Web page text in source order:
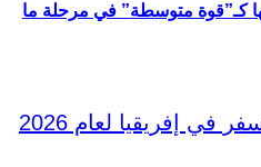
كـ”قوة متوسطة” في مرحلة ما